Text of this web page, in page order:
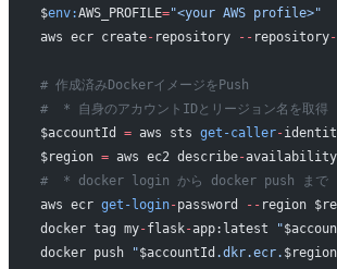
$env:AWS_PROFILE="<your AWS profile>"
aws ecr create- repository -- repository-
# 作成済みDockerイメージをPush
#  * 自身のアカウントIDとリージョン名を取得
$accountId = aws sts get-caller-
$region = aws ec2 describe-availability
#  * docker login から docker push まで
aws ecr get-login-password -- region
docker tag my-flask-app:latest "
docker push
"$accountId .dkr.ecr. $region